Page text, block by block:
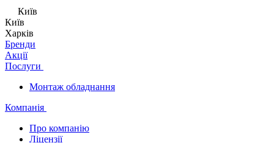
Київ
Київ
Харків
Бренди
Акції
Послуги
Монтаж обладнання
Компанія
Про компанію
Ліцензії